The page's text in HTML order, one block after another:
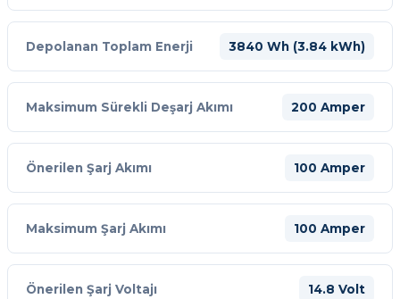
Depolanan Toplam Enerji 3840 Wh (3.84 kWh)
Maksimum Sürekli Deşarj Akımı 200 Amper
Önerilen Şarj Akımı 100 Amper
Maksimum Şarj Akımı 100 Amper
Önerilen Şarj Voltajı 14.8 Volt